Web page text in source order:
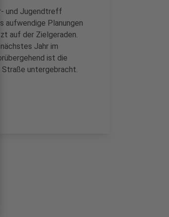
und Jugendtreff
aufwendige Planungen
auf der Zielgeraden.
Jahr im
ist die
untergebracht.